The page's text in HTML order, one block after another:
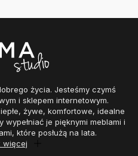
życia. Jesteśmy czymś
i sklepem internetowym.
żywe, komfortowe, idealne
je pięknymi meblami i
które posłużą na lata.
więcej